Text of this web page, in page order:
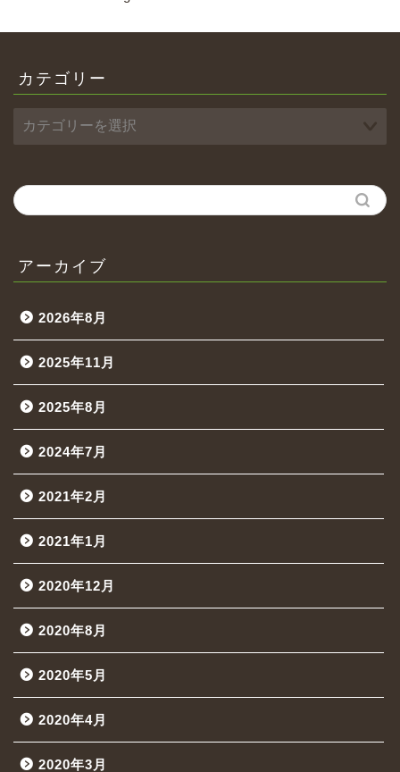
カテゴリー
アーカイブ
2026年8月
2025年11月
2025年8月
2024年7月
2021年2月
2021年1月
2020年12月
2020年8月
2020年5月
2020年4月
2020年3月